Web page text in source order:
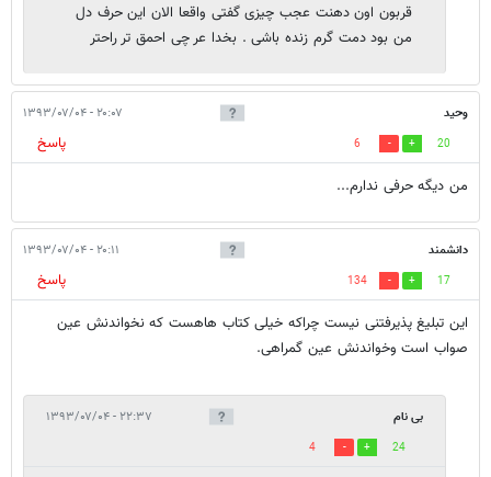
قربون اون دهنت عجب چیزی گفتی واقعا الان این حرف دل
من بود دمت گرم زنده باشی . بخدا عر چی احمق تر راحتر
وحید ۲۰:۰۷ - ۱۳۹۳/۰۷/۰۴
20
6
پاسخ
من دیگه حرفی ندارم...
دانشمند ۲۰:۱۱ - ۱۳۹۳/۰۷/۰۴
17
134
پاسخ
این تبلیغ پذیرفتنی نیست چراکه خیلی کتاب هاهست که نخواندنش عین
صواب است وخواندنش عین گمراهی.
بی نام ۲۲:۳۷ - ۱۳۹۳/۰۷/۰۴
24
4